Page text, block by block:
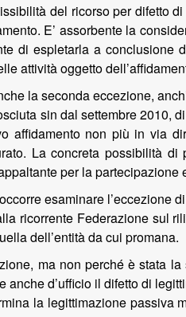
del ricorso per difetto
E’ assorbente la
di espletarla a conclusione
attività oggetto
la seconda eccezione,
sin dal settembre 2010,
affidamento non più in via
La concreta possibilità
per la
esaminare
ricorrente Federazione sul
dell’entità da cui promana.
ma non perché è stata
d’ufficio il difetto di
la legittimazione